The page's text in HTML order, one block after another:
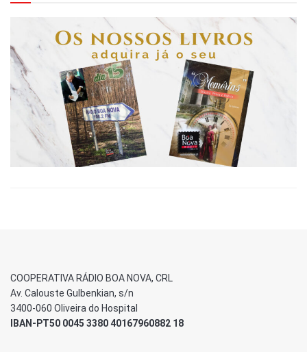
COOPERATIVA RÁDIO BOA NOVA, CRL
Av. Calouste Gulbenkian, s/n
3400-060 Oliveira do Hospital
IBAN-PT50 0045 3380 40167960882 18